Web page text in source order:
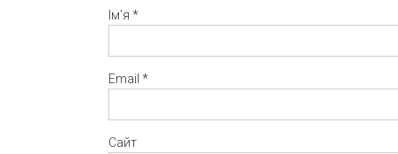
Ім'я *
Email *
Сайт